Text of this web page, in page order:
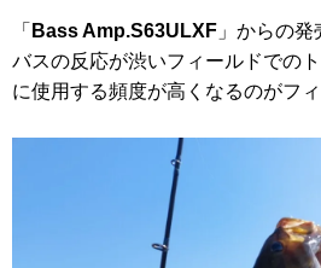
「 Bass Amp.S63ULXF 」からの
バスの反応が渋いフィールドでの
に使用する頻度が高くなるのがフ